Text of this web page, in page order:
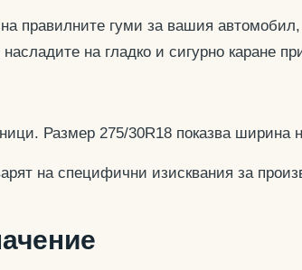
правилните гуми за вашия
на гладко и сигурно каране
Размер 275/30R18 показва
на специфични изисквания за